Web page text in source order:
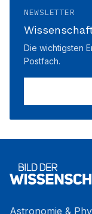
NEWSLETTER
Die wichtigsten
Postfach.
Astronomie &